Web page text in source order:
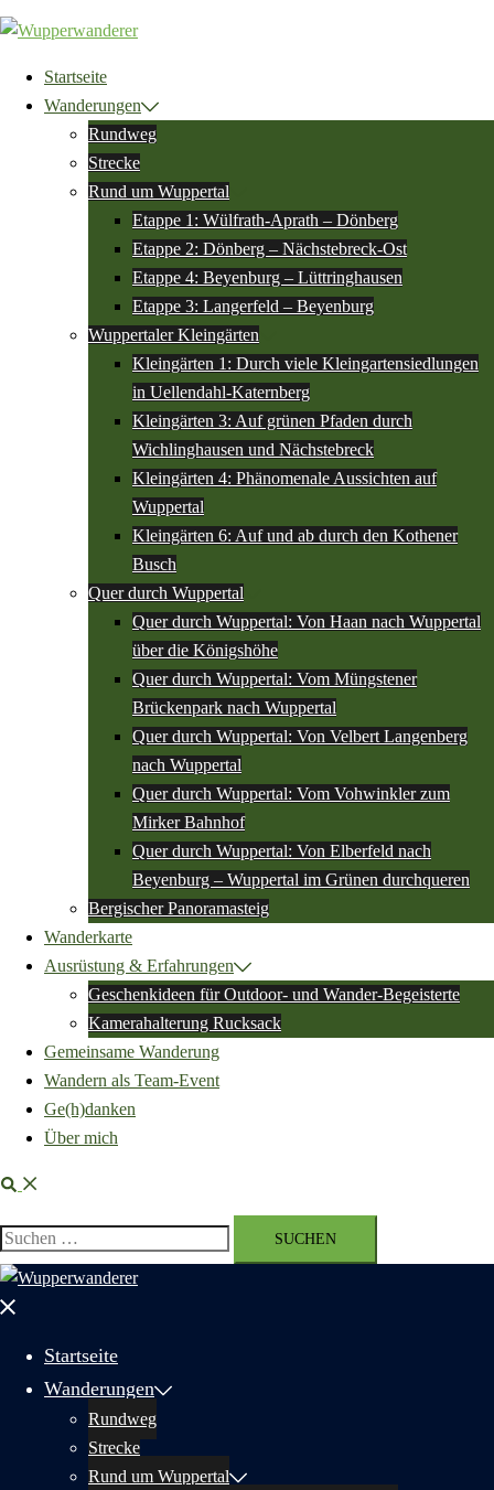
Zum
Inhalt
springenStartseite
Wanderungen
Rundweg
Strecke
Rund um Wuppertal
Etappe 1: Wülfrath-Aprath – Dönberg
Etappe 2: Dönberg – Nächstebreck-Ost
Etappe 4: Beyenburg – Lüttringhausen
Etappe 3: Langerfeld – Beyenburg
Wuppertaler Kleingärten
Kleingärten 1: Durch viele Kleingartensiedlungen
in Uellendahl-Katernberg
Kleingärten 3: Auf grünen Pfaden durch
Wichlinghausen und Nächstebreck
Kleingärten 4: Phänomenale Aussichten auf
Wuppertal
Kleingärten 6: Auf und ab durch den Kothener
Busch
Quer durch Wuppertal
Quer durch Wuppertal: Von Haan nach Wuppertal
über die Königshöhe
Quer durch Wuppertal: Vom Müngstener
Brückenpark nach Wuppertal
Quer durch Wuppertal: Von Velbert Langenberg
nach Wuppertal
Quer durch Wuppertal: Vom Vohwinkler zum
Mirker Bahnhof
Quer durch Wuppertal: Von Elberfeld nach
Beyenburg – Wuppertal im Grünen durchqueren
Bergischer Panoramasteig
Wanderkarte
Ausrüstung & Erfahrungen
Geschenkideen für Outdoor- und Wander-Begeisterte
Kamerahalterung Rucksack
Gemeinsame Wanderung
Wandern als Team-Event
Ge(h)danken
Über mich
Suche
Suchen
nach:
Menü
Startseite
Wanderungen
Rundweg
Strecke
Rund um Wuppertal